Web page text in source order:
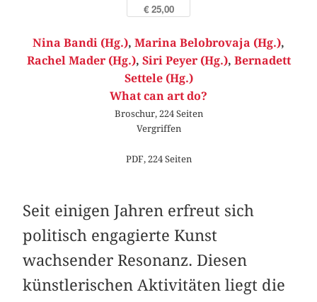
€ 25,00
Nina Bandi (Hg.), Marina Belobrovaja (Hg.),
Rachel Mader (Hg.), Siri Peyer (Hg.), Bernadett
Settele (Hg.)
What can art do?
Broschur, 224 Seiten
Vergriffen
PDF, 224 Seiten
Seit einigen Jahren erfreut sich
politisch engagierte Kunst
wachsender Resonanz. Diesen
künstlerischen Aktivitäten liegt die